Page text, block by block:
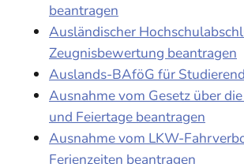
beantragen
Ausländischer
Zeugnisbewertung beantragen
Auslands-BAföG für
Ausnahme vom Gesetz über
und Feiertage beantragen
Ausnahme vom LKW-
Ferienzeiten beantragen